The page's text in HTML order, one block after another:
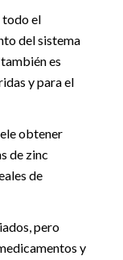
todo el
del sistema
es
y para el
obtener
de zinc
de
pero
y